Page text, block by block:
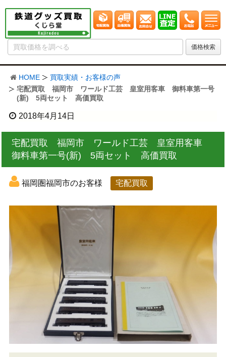
HOME
買取実績・お客様の声
宅配買取 福岡市 ワールド工芸 皇室用客車 御料車第一号
(新) 5両セット 高価買取
2018年4月14日
宅配買取 福岡市 ワールド工芸 皇室用客車
御料車第一号(新) 5両セット 高価買取
福岡圏福岡市のお客様 宅配買取